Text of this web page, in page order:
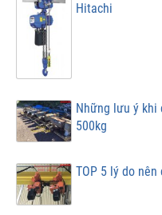
Hitachi
Những lưu ý khi
500kg
TOP 5 lý do